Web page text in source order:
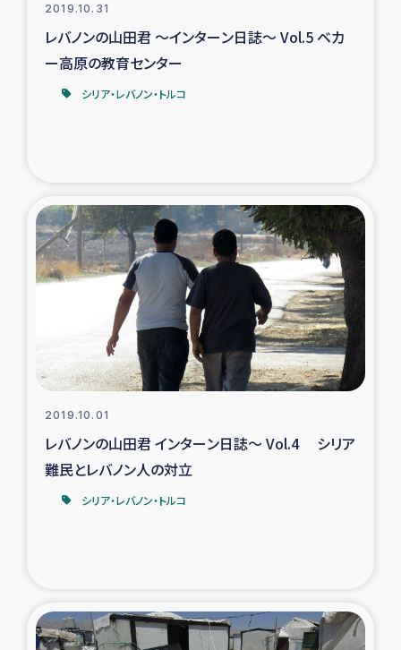
インドネシア中部 スラウェシの地震・津波被災者支援
スリランカ南部洪水被災者支援
スリランカの南北女性をつなぐサリー・リサイクル・プロ
ジェクト
復興支援事業
民際教育事業
女性グループPIFWANITAによる食品加工事業
ミャンマー緊急支援
2019.10.31
レバノンの山田君 ～インターン日誌～ Vol.5 ベカ
ー高原の教育センター
シリア・レバノン・トルコ
2019.10.01
レバノンの山田君 インターン日誌～ Vol.4 シリア
難民とレバノン人の対立
シリア・レバノン・トルコ